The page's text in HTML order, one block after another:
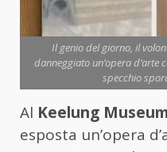
Il genio del giorno, il
danneggiato un’opera
specchio
Al Keelung
esposta un’opera